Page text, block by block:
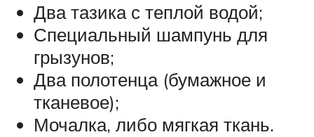
Два тазика с теплой водой;
Специальный шампунь для
грызунов;
Два полотенца (бумажное и
тканевое);
Мочалка, либо мягкая ткань.